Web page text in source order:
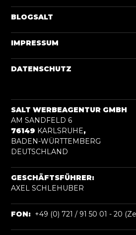
BLOGSALT
IMPRESSUM
DATENSCHUTZ
SALT WERBEAGENTUR GMBH
AM SANDFELD 6
76149 KARLSRUHE,
BADEN-WÜRTTEMBERG
DEUTSCHLAND
GESCHÄFTSFÜHRER:
AXEL SCHLEHUBER
FON: +49 (0) 721 / 91 50 01 - 20